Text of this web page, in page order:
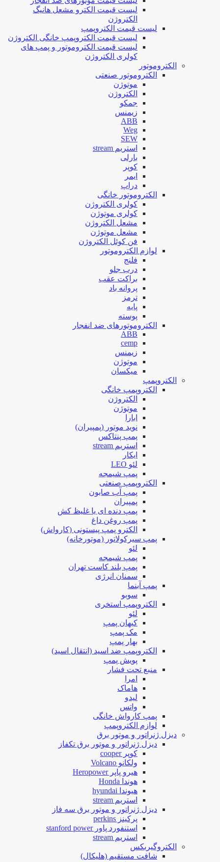
لیست قیمت الکترو مشعل هانیگ
الکتروژن
لیست قیمت الکتروپمپ
لیست قیمت الکتروپمپ خانگی الکتروژن
لیست قیمت الکتروموتور و پمپ های
کولری الکتروژن
الکتروموتور
الکتروموتور صنعتی
موتوژن
الکتروژن
جمکو
زیمنس
ABB
Weg
SEW
استریم stream
بارلی
کوپر
ایمر
دراپ
الکتروموتور خانگی
کولری الکتروژن
کولری موتوژن
مشعل الکتروژن
مشعل موتوژن
فن کوئل الکتروژن
لوازم الکتروموتور
فلنج
درب جلو
براکت عقب
پروانه باد
ترمز
پایه
پوسته
الکتروموتورهای ضد انفجار
ABB
cemp
زیمنس
موتوژن
میکسان
الکتروپمپ
الکتروپمپ خانگی
الکتروژن
موتوژن
ابارا
نوید موتور (پمپیران)
پمپ پنتاکس
استریم stream
ایکار
لئو LEO
پمپ شیمجه
الکتروپمپ صنعتی
پمپ آب صابون
پمپیران
پمپ دنده ای یا غلیظ کش
پمپ روغن داغ
الکترو پمپ پیستونی (کارواش)
پمپ سیرکولاتور (موتورخانه)
لئو
پمپ شیمجه
پمپ بلند کاست تهران
سمنان انرژی
پمپ آبنما
سوبو
الکتروپمپ استخری
لئو
کیهان پمپ
مک پمپ
بهار پمپ
الکتروپمپ ضد اسید (انتقال اسید)
پویش پمپ
منبع تحت فشار
امرا
هاماک
لیدو
واتس
پمپ کارواش خانگی
لوازم الکتروپمپ
دیزل ژنراتور و موتور برق
دیزل ژنراتور و موتور برق تکفاز
کوپر cooper
ولکانو Volcano
هیرو پاپر Heropower
هوندا Honda
هیوندا hyundai
استریم stream
دیزل ژنراتور و موتور برق سه فاز
پرکینز perkins
استنفورد پاور stanford power
استریم stream
الکتروگیربکس
شافت مستقیم (هلیکال)